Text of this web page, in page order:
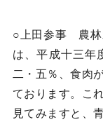
○上田参事 農林
は、平成十三年
二・五％、食肉
ております。こ
見てみますと、